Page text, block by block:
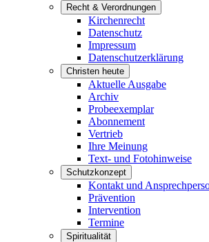
Recht & Verordnungen
Kirchenrecht
Datenschutz
Impressum
Datenschutzerklärung
Christen heute
Aktuelle Ausgabe
Archiv
Probeexemplar
Abonnement
Vertrieb
Ihre Meinung
Text- und Fotohinweise
Schutzkonzept
Kontakt und
Prävention
Intervention
Termine
Spiritualität